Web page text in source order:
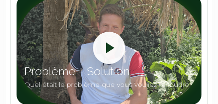
Problème - Solution
Quel était le problème que vous vouliez résoudre